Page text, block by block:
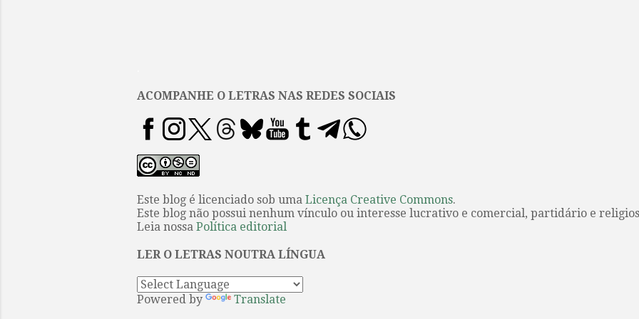
ACOMPANHE O LETRAS NAS REDES SOCIAIS
Este blog é licenciado sob uma Licença Creative Commons.
Este blog não possui nenhum vínculo ou interesse lucrativo e comercial, partidário e
Leia nossa Política editorial
LER O LETRAS NOUTRA LÍNGUA
Powered by Translate